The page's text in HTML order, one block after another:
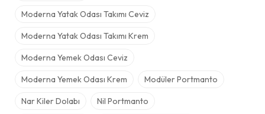
Moderna Yatak Odası Takımı Ceviz
Moderna Yatak Odası Takımı Krem
Moderna Yemek Odası Ceviz
Moderna Yemek Odası Krem Modüler Portmanto
Nar Kiler Dolabı Nil Portmanto